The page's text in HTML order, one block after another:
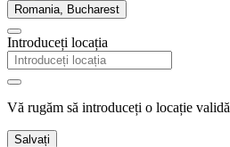
Romania, Bucharest
Introduceți locația
Vă rugăm să introduceți o locație validă
Salvați